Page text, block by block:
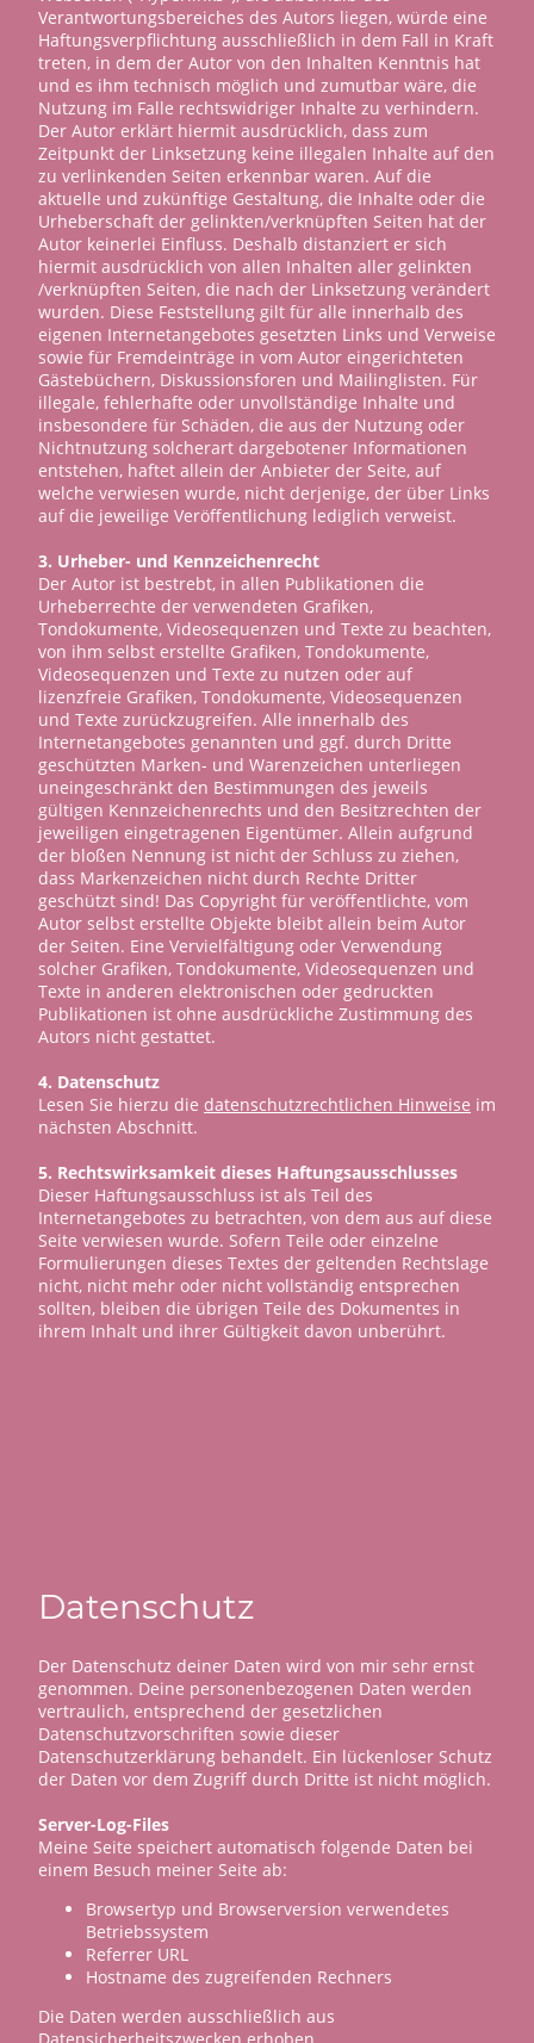
Verantwortungsbereiches des Autors liegen, würde eine
Haftungsverpflichtung ausschließlich in dem Fall in Kraft
treten, in dem der Autor von den Inhalten Kenntnis hat
und es ihm technisch möglich und zumutbar wäre, die
Nutzung im Falle rechtswidriger Inhalte zu verhindern.
Der Autor erklärt hiermit ausdrücklich, dass zum
Zeitpunkt der Linksetzung keine illegalen Inhalte auf den
zu verlinkenden Seiten erkennbar waren. Auf die
aktuelle und zukünftige Gestaltung, die Inhalte oder die
Urheberschaft der gelinkten/verknüpften Seiten hat der
Autor keinerlei Einfluss. Deshalb distanziert er sich
hiermit ausdrücklich von allen Inhalten aller gelinkten
/verknüpften Seiten, die nach der Linksetzung verändert
wurden. Diese Feststellung gilt für alle innerhalb des
eigenen Internetangebotes gesetzten Links und Verweise
sowie für Fremdeinträge in vom Autor eingerichteten
Gästebüchern, Diskussionsforen und Mailinglisten. Für
illegale, fehlerhafte oder unvollständige Inhalte und
insbesondere für Schäden, die aus der Nutzung oder
Nichtnutzung solcherart dargebotener Informationen
entstehen, haftet allein der Anbieter der Seite, auf
welche verwiesen wurde, nicht derjenige, der über Links
auf die jeweilige Veröffentlichung lediglich verweist.
3. Urheber- und Kennzeichenrecht
Der Autor ist bestrebt, in allen Publikationen die
Urheberrechte der verwendeten Grafiken,
Tondokumente, Videosequenzen und Texte zu beachten,
von ihm selbst erstellte Grafiken, Tondokumente,
Videosequenzen und Texte zu nutzen oder auf
lizenzfreie Grafiken, Tondokumente, Videosequenzen
und Texte zurückzugreifen. Alle innerhalb des
Internetangebotes genannten und ggf. durch Dritte
geschützten Marken- und Warenzeichen unterliegen
uneingeschränkt den Bestimmungen des jeweils
gültigen Kennzeichenrechts und den Besitzrechten der
jeweiligen eingetragenen Eigentümer. Allein aufgrund
der bloßen Nennung ist nicht der Schluss zu ziehen,
dass Markenzeichen nicht durch Rechte Dritter
geschützt sind! Das Copyright für veröffentlichte, vom
Autor selbst erstellte Objekte bleibt allein beim Autor
der Seiten. Eine Vervielfältigung oder Verwendung
solcher Grafiken, Tondokumente, Videosequenzen und
Texte in anderen elektronischen oder gedruckten
Publikationen ist ohne ausdrückliche Zustimmung des
Autors nicht gestattet.
4. Datenschutz
Lesen Sie hierzu die datenschutzrechtlichen Hinweise im
nächsten Abschnitt.
5. Rechtswirksamkeit dieses Haftungsausschlusses
Dieser Haftungsausschluss ist als Teil des
Internetangebotes zu betrachten, von dem aus auf diese
Seite verwiesen wurde. Sofern Teile oder einzelne
Formulierungen dieses Textes der geltenden Rechtslage
nicht, nicht mehr oder nicht vollständig entsprechen
sollten, bleiben die übrigen Teile des Dokumentes in
ihrem Inhalt und ihrer Gültigkeit davon unberührt.
Datenschutz
Der Datenschutz deiner Daten wird von mir sehr ernst
genommen. Deine personenbezogenen Daten werden
vertraulich, entsprechend der gesetzlichen
Datenschutzvorschriften sowie dieser
Datenschutzerklärung behandelt. Ein lückenloser Schutz
der Daten vor dem Zugriff durch Dritte ist nicht möglich.
Server-Log-Files
Meine Seite speichert automatisch folgende Daten bei
einem Besuch meiner Seite ab:
Browsertyp und Browserversion verwendetes
Betriebssystem
Referrer URL
Hostname des zugreifenden Rechners
Die Daten werden ausschließlich aus
Datensicherheitszwecken erhoben.